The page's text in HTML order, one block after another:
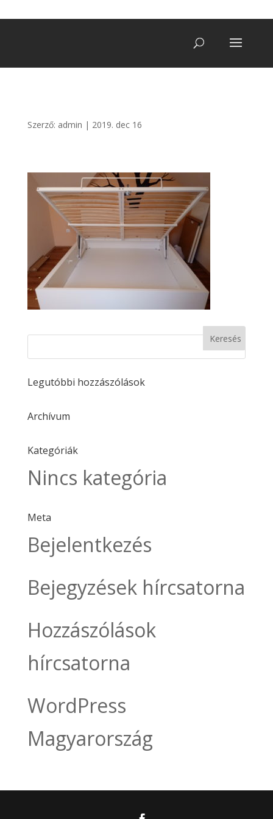
Szerző: admin | 2019. dec 16
Legutóbbi hozzászólások
Archívum
Kategóriák
Nincs kategória
Meta
Bejelentkezés
Bejegyzések hírcsatorna
Hozzászólások
hírcsatorna
WordPress
Magyarország